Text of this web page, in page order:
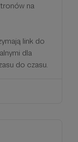
na
link do
dla
do czasu.